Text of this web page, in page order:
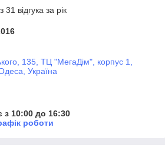
відгука за рік
135, ТЦ "МегаДім", корпус 1,
Україна
з 10:00 до 16:30
роботи